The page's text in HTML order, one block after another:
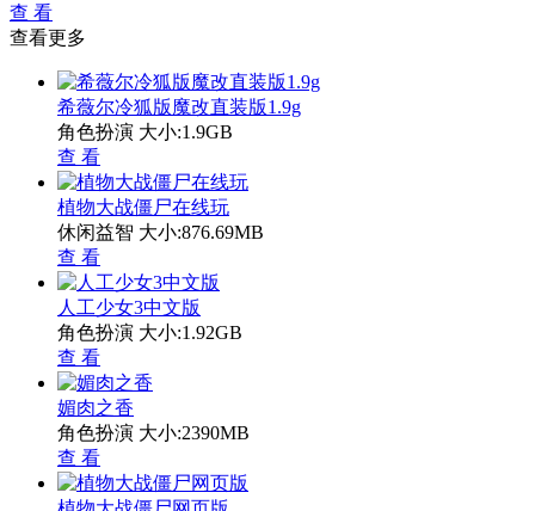
查 看
查看更多
希薇尔冷狐版魔改直装版1.9g
角色扮演 大小:1.9GB
查 看
植物大战僵尸在线玩
休闲益智 大小:876.69MB
查 看
人工少女3中文版
角色扮演 大小:1.92GB
查 看
媚肉之香
角色扮演 大小:2390MB
查 看